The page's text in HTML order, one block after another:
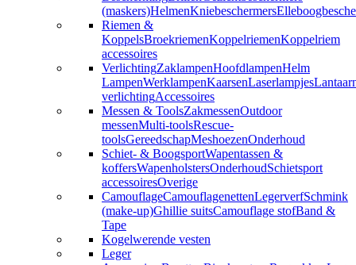
(maskers)HelmenKniebeschermers
Riemen &
KoppelsBroekriemenKoppelriemenKoppelriem
accessoires
VerlichtingZaklampenHoofdlampenHelm
LampenWerklampenKaarsenLaserlampjes
verlichtingAccessoires
Messen & ToolsZakmessenOutdoor
messenMulti-toolsRescue-
toolsGereedschapMeshoezenOnderhoud
Schiet- & BoogsportWapentassen &
koffersWapenholstersOnderhoudSchietsport
accessoiresOverige
CamouflageCamouflagenettenLegerverfSchmink
(make-up)Ghillie suitsCamouflage stofBand &
Tape
Kogelwerende vesten
Leger